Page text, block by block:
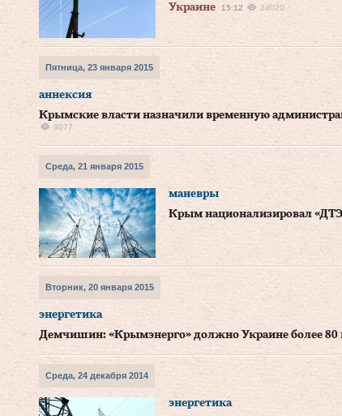
Украине
15:12 24020
Пятница, 23 января 2015
аннексия
Крымские власти назначили временную
8077
Среда, 21 января 2015
маневры
Крым национализировал
Вторник, 20 января 2015
энергетика
Демчишин: «Крымэнерго» должно Украине более 80
Среда, 24 декабря 2014
энергетика